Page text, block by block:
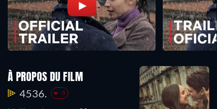
À PROPOS DU FILM
4536. -5